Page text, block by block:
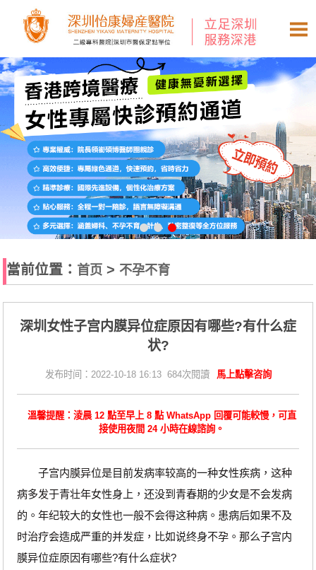
當前位置： 首页 > 不孕不育
深圳女性子宫内膜异位症原因有哪些?有什么症
状?
发布时间：2022-10-18 16:13 684次閱讀 馬上點擊咨詢
溫馨提醒：淩晨 12 點至早上 8 點 WhatsApp 回覆可能較慢，可直
接使用夜間 24 小時在線諮詢。
子宫内膜异位是目前发病率较高的一种女性疾病，这种
病多发于青壮年女性身上，还没到青春期的少女是不会发病
的。年纪较大的女性也一般不会得这种病。患病后如果不及
时治疗会造成严重的并发症，比如说终身不孕。那么子宫内
膜异位症原因有哪些?有什么症状?